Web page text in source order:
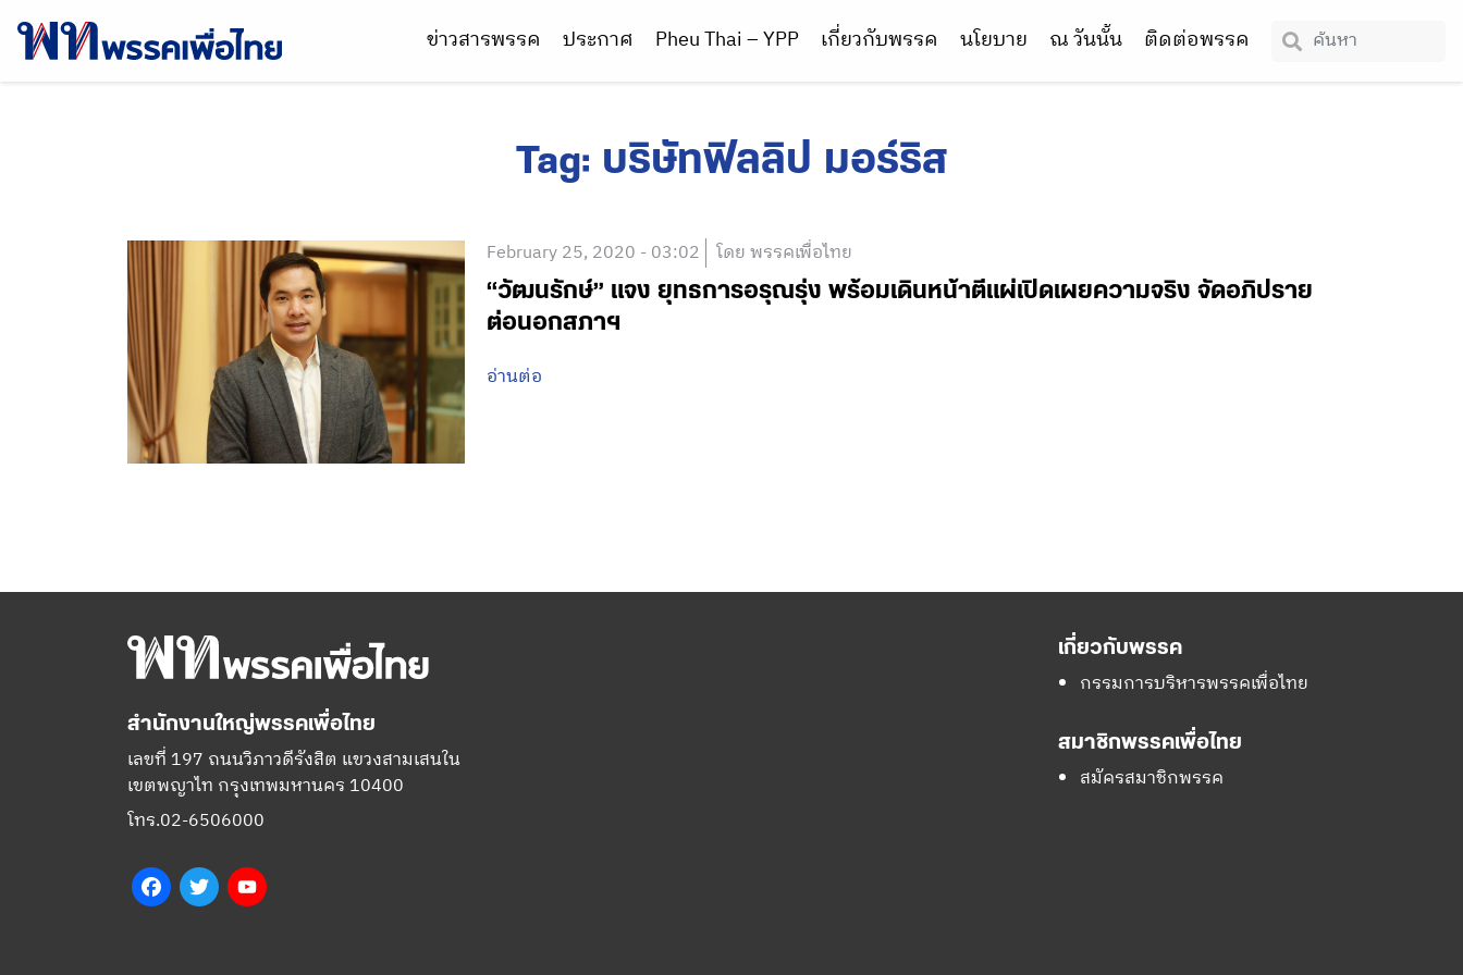
ข่าวสารพรรค ประกาศ Pheu Thai – YPP เกี่ยวกับพรรค นโยบาย ณ วันนั้น ติดต่อพรรค
Tag: บริษัทฟิลลิป มอร์ริส
February 25, 2020 - 03:02 โดย พรรคเพื่อไทย
“วัฒนรักษ์” แจง ยุทธการอรุณรุ่ง พร้อมเดินหน้าตีแผ่เปิดเผยความจริง จัดอภิปราย
ต่อนอกสภาฯ
อ่านต่อ
สำนักงานใหญ่พรรคเพื่อไทย
เลขที่ 197 ถนนวิภาวดีรังสิต แขวงสามเสนใน
เขตพญาไท กรุงเทพมหานคร 10400
โทร.02-6506000
FacebookTwitter
เกี่ยวกับพรรค
กรรมการบริหารพรรคเพื่อไทย
สมาชิกพรรคเพื่อไทย
สมัครสมาชิกพรรค